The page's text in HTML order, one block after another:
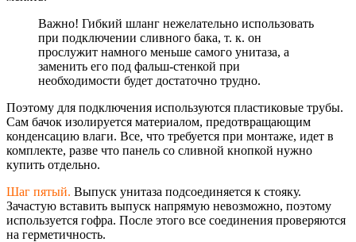
Важно! Гибкий шланг нежелательно использовать
при подключении сливного бака, т. к. он
прослужит намного меньше самого унитаза, а
заменить его под фальш-стенкой при
необходимости будет достаточно трудно.
Поэтому для подключения используются пластиковые трубы.
Сам бачок изолируется материалом, предотвращающим
конденсацию влаги. Все, что требуется при монтаже, идет в
комплекте, разве что панель со сливной кнопкой нужно
купить отдельно.
Шаг пятый. Выпуск унитаза подсоединяется к стояку.
Зачастую вставить выпуск напрямую невозможно, поэтому
используется гофра. После этого все соединения проверяются
на герметичность.